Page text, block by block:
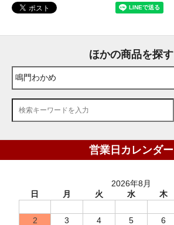
ほかの商品を探す
営業日カレンダー
2026年8月
日
月 火 水 木
2
3 4 5 6